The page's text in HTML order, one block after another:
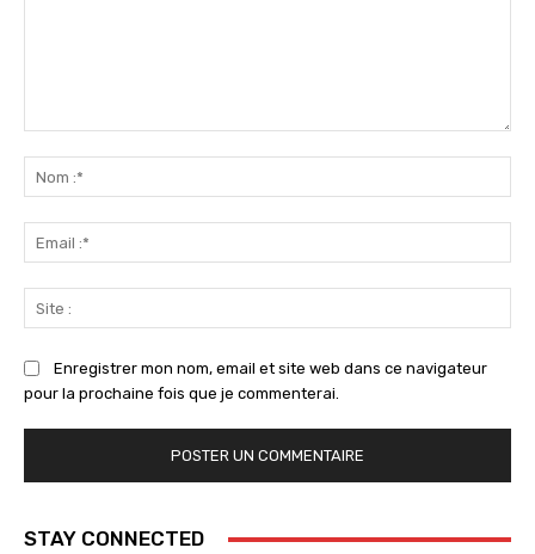
:*
:*
:
Enregistrer mon nom, email et site web dans ce navigateur
pour la prochaine fois que je commenterai.
STAY CONNECTED